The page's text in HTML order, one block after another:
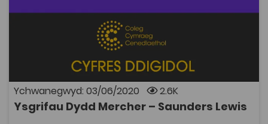
Ychwanegwyd: 03/06/2020 2.6K
Ysgrifau Dydd Mercher – Saunders Lewis
Casgliad o adolygiadau ac ysgrifau cofiannol gan
Saunders Lewis a gyhoeddwyd yn wreiddiol yn Y Faner
rhwng 1939 ac 1945. Noda Saunders Lewis yn y
cyflwyniad iddo ddewis casgliad ar thema llên a hanes
y gorffennol, a dyna sy'n clymu'r ysgrifau heriol hyn.
AGOR